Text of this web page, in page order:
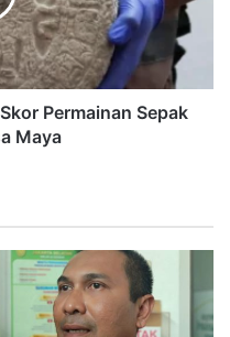
Permainan Sepak
Maya